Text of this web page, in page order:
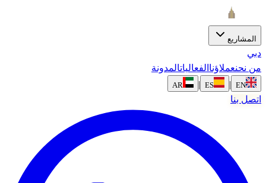
المشاريع
دبي
من نحنعملاؤنا الفعالياتالمدونة
EN
|
ES
|
AR
اتصل بنا